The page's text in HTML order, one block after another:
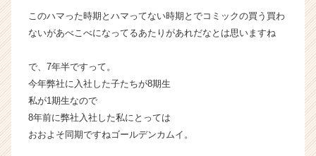
ト
キ
リ
ア
このハマった時期とハマってない時期とでコミックの買う買わ
ないがあべこべになってるあたりがあれだなとは思いますね
で、7年半ですって。
今年弊社に入社した子たちが8期生
私が1期生なので
8年前に弊社入社した私にとっては
おおよそ同期ですねゴールデンカムイ。